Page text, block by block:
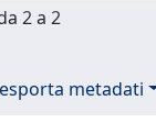
2 a 2
esporta metadati